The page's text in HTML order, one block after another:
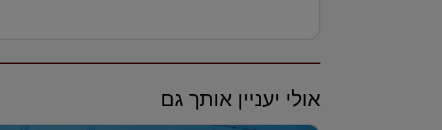
אולי יעניין אותך גם